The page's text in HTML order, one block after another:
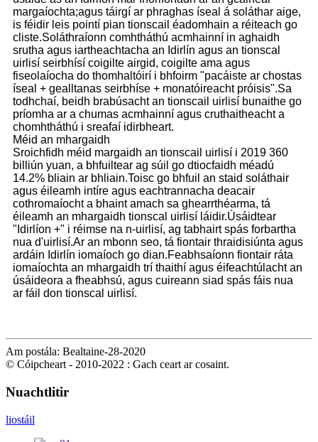
margaíochta;agus táirgí ar phraghas íseal á soláthar aige,
is féidir leis pointí pian tionscail éadomhain a réiteach go
cliste.Soláthraíonn comhtháthú acmhainní in aghaidh
srutha agus iartheachtacha an Idirlín agus an tionscal
uirlisí seirbhísí coigilte airgid, coigilte ama agus
fiseolaíocha do thomhaltóirí i bhfoirm "pacáiste ar chostas
íseal + gealltanas seirbhíse + monatóireacht próisis".Sa
todhchaí, beidh brabúsacht an tionscail uirlisí bunaithe go
príomha ar a chumas acmhainní agus cruthaitheacht a
chomhtháthú i sreafaí idirbheart.
Méid an mhargaidh
Sroichfidh méid margaidh an tionscail uirlisí i 2019 360
billiún yuan, a bhfuiltear ag súil go dtiocfaidh méadú
14.2% bliain ar bhliain.Toisc go bhfuil an staid soláthair
agus éileamh intíre agus eachtrannacha deacair
cothromaíocht a bhaint amach sa ghearrthéarma, tá
éileamh an mhargaidh tionscal uirlisí láidir.Úsáidtear
"Idirlíon +" i réimse na n-uirlisí, ag tabhairt spás forbartha
nua d'uirlisí.Ar an mbonn seo, tá fiontair thraidisiúnta agus
ardáin Idirlín iomaíoch go dian.Feabhsaíonn fiontair ráta
iomaíochta an mhargaidh trí thaithí agus éifeachtúlacht an
úsáideora a fheabhsú, agus cuireann siad spás fáis nua
ar fáil don tionscal uirlisí.
Am postála: Bealtaine-28-2020
© Cóipcheart - 2010-2022 : Gach ceart ar cosaint.
Nuachtlitir
liostáil